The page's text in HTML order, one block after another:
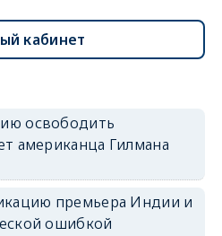
кабинет
освободить
американца Гилмана
премьера Индии и
ошибкой